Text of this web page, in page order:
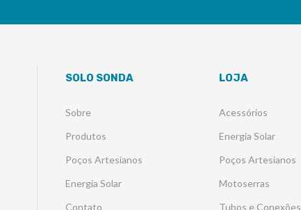
SOLO SONDA
Sobre
Produtos
Poços Artesianos
Energia Solar
Contato
LOJA
Acessórios
Energia Solar
Poços Artesianos
Motoserras
Tubos e Conexões